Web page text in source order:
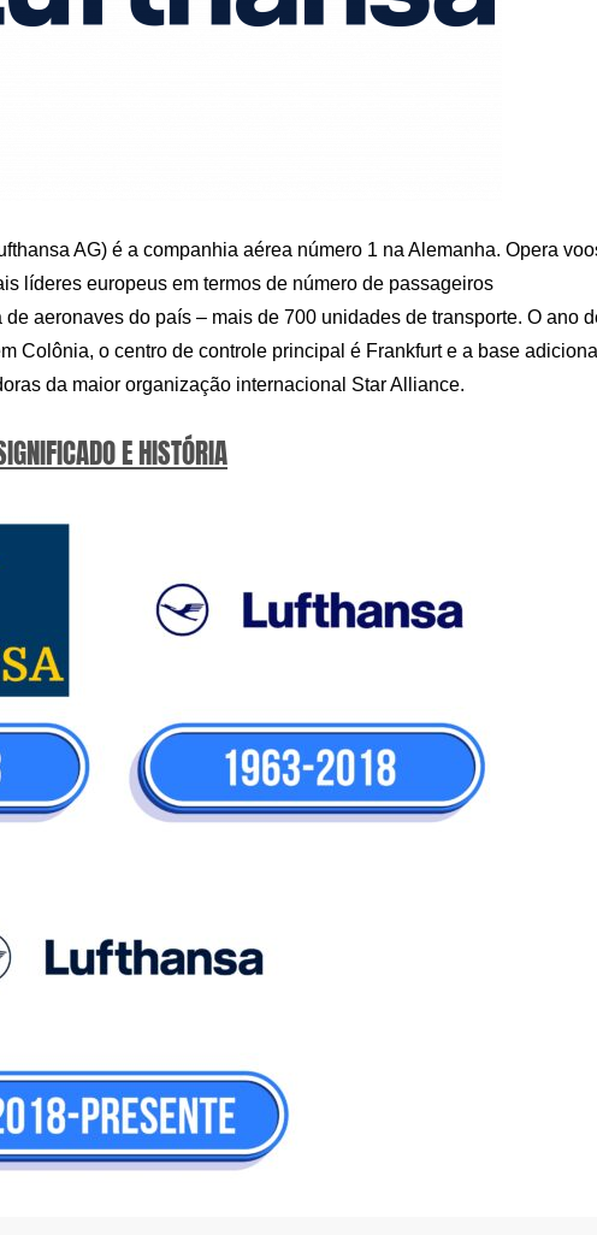
AG) é a companhia aérea número 1 na Alemanha. Opera
líderes europeus em termos de número de passageiros
aeronaves do país – mais de 700 unidades de transporte. O ano
Colônia, o centro de controle principal é Frankfurt e a base
da maior organização internacional Star Alliance.
E HISTÓRIA